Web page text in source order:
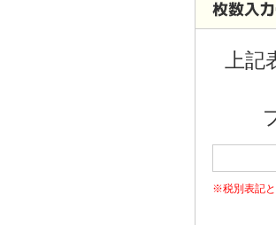
40000枚
45000枚
55000枚
60000枚
上
※税別表記